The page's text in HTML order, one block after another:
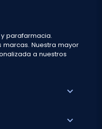
parafarmacia.
Nuestra mayor
a nuestros
expand_more
expand_more